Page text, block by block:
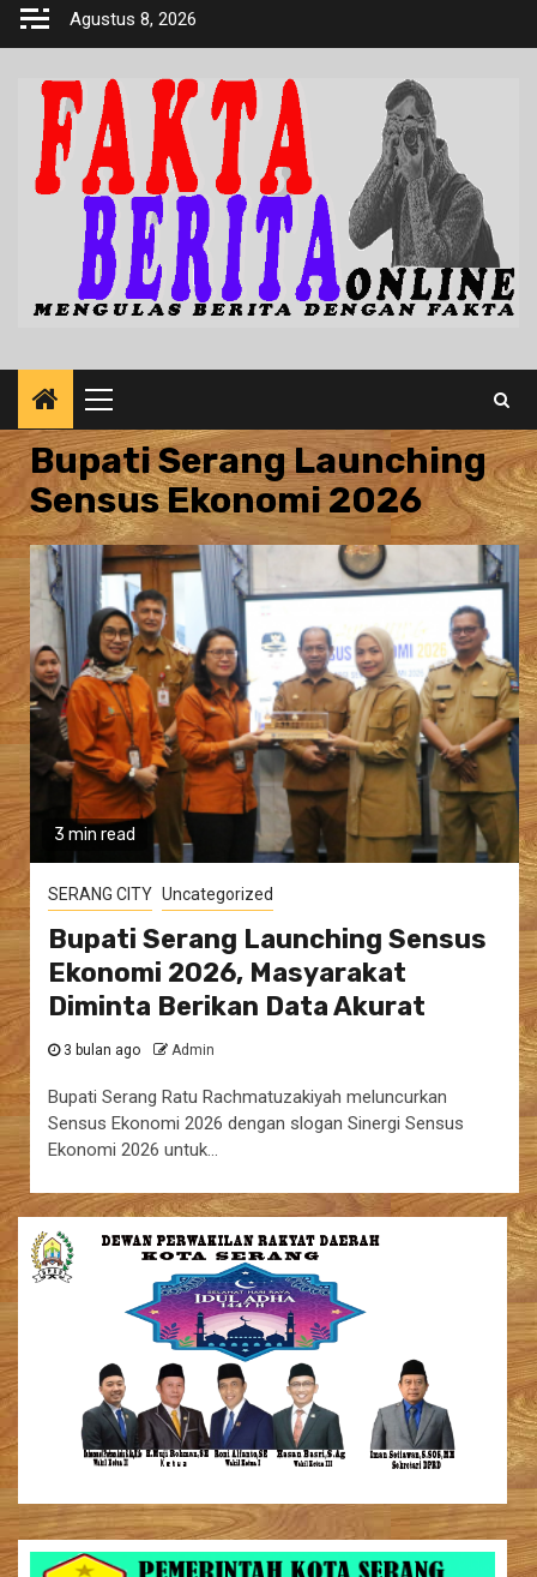
Skip
Agustus 8, 2026
Primary
Menu
Bupati Serang Launching
Sensus Ekonomi 2026
3 min read
SERANG CITY Uncategorized
Bupati Serang Launching Sensus
Ekonomi 2026, Masyarakat
Diminta Berikan Data Akurat
3 bulan ago Admin
Bupati Serang Ratu Rachmatuzakiyah meluncurkan
Sensus Ekonomi 2026 dengan slogan Sinergi Sensus
Ekonomi 2026 untuk…